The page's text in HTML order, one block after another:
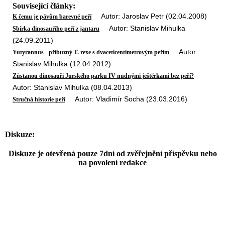
Související články:
K čemu je pávům barevné peříAutor: Jaroslav Petr (02.04.2008)
Sbírka dinosauřího peří z jantaru Autor: Stanislav Mihulka
(24.09.2011)
Yutyrannus - příbuzný T. rexe s dvaceticentimetrovým peřím Autor:
Stanislav Mihulka (12.04.2012)
Zůstanou dinosauři Jurského parku IV nudnými ještěrkami bez peří?
Autor: Stanislav Mihulka (08.04.2013)
Stručná historie peříAutor: Vladimír Socha (23.03.2016)
Diskuze:
Diskuze je otevřená pouze 7dní od zvěřejnění příspěvku nebo
na povolení redakce